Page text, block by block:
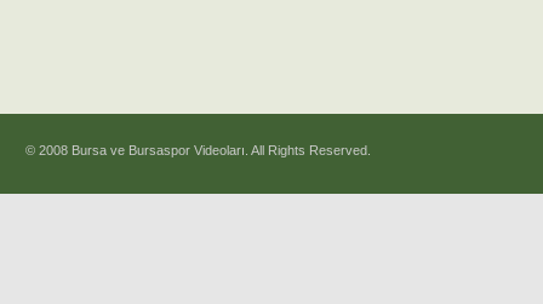
© 2008 Bursa ve Bursaspor Videoları. All Rights Reserved.